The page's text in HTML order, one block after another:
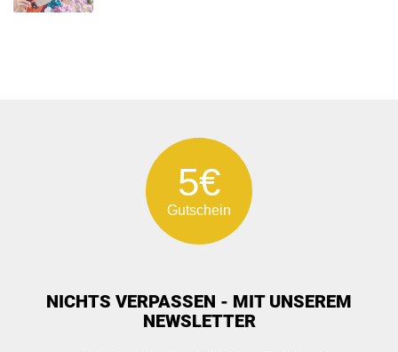
5€
Gutschein
NICHTS VERPASSEN - MIT UNSEREM
NEWSLETTER